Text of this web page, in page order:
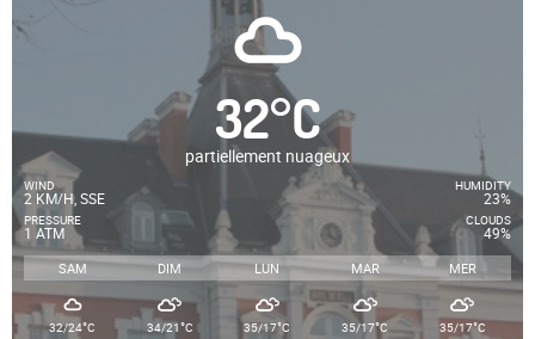
32°C
partiellement nuageux
WIND
2 KM/H, SSE
PRESSURE
1 ATM
HUMIDITY
23%
CLOUDS
49%
SAM DIM LUN MAR MER
32/24°C 34/21°C 35/17°C 35/17°C 35/17°C